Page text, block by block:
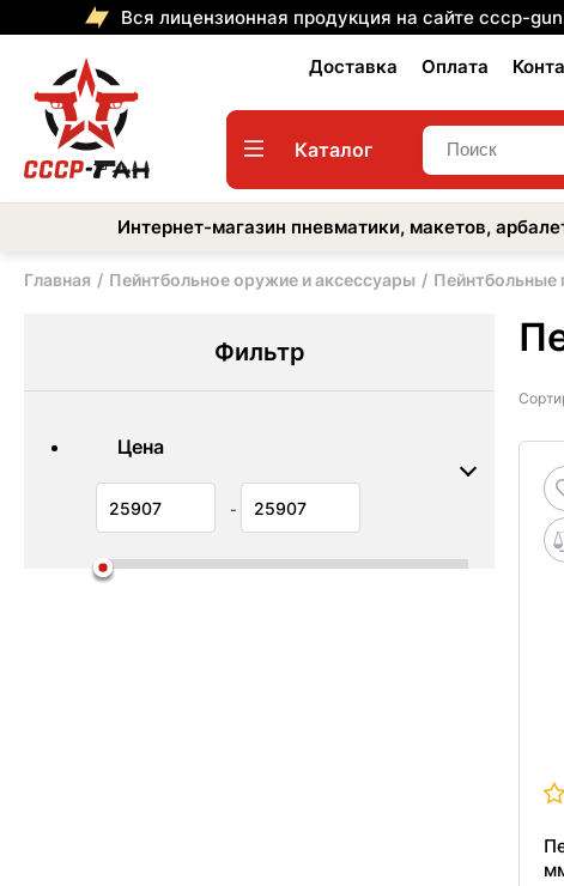
Вся лицензионная продукция на сайте cccp-
Доставка Оплата
Каталог
Интернет-магазин пневматики, макетов,
Главная Пейнтбольное оружие и аксессуары Пейнтбольные
Фильтр
Цена
-